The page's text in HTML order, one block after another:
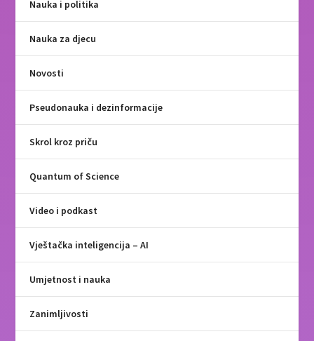
Nauka i politika
Nauka za djecu
Novosti
Pseudonauka i dezinformacije
Skrol kroz priču
Quantum of Science
Video i podkast
Vještačka inteligencija – AI
Umjetnost i nauka
Zanimljivosti